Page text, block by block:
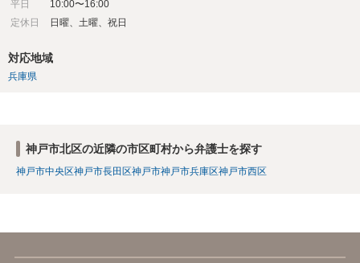
平日
10:00〜16:00
定休日
日曜、土曜、祝日
対応地域
兵庫県
神戸市北区の近隣の市区町村から弁護士を探す
神戸市中央区神戸市長田区神戸市神戸市兵庫区神戸市西区